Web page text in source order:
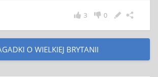
0
3
O WIELKIEJ BRYTANII